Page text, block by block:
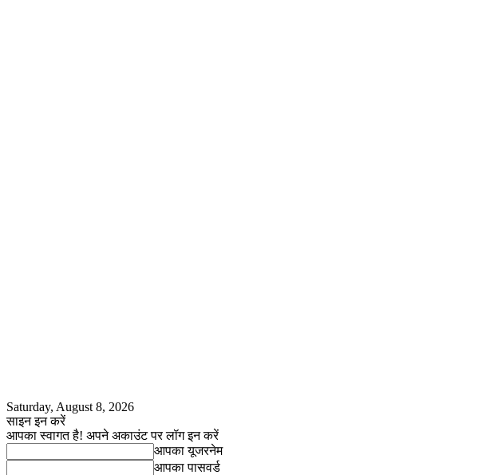
Saturday, August 8, 2026
साइन इन करें
आपका स्वागत है! अपने अकाउंट पर लॉग इन करें
आपका यूजरनेम
आपका पासवर्ड